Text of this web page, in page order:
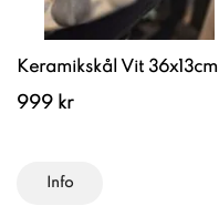
Keramikskål Vit 36x13cm
999 kr
Info